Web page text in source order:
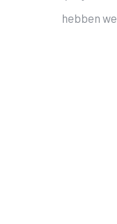
hebben